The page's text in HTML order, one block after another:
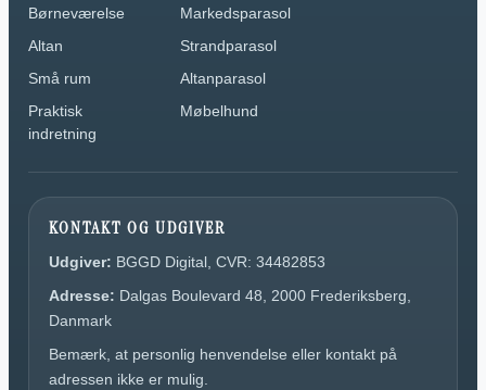
Børneværelse
Altan
Små rum
Praktisk
indretning
Markedsparasol
Strandparasol
Altanparasol
Møbelhund
KONTAKT OG UDGIVER
Udgiver: BGGD Digital, CVR: 34482853
Adresse: Dalgas Boulevard 48, 2000 Frederiksberg,
Danmark
Bemærk, at personlig henvendelse eller kontakt på
adressen ikke er mulig.